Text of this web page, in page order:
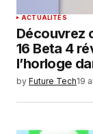
ACTUALITÉS
Découvrez
16 Beta 4
l’horloge
by Future Tech19